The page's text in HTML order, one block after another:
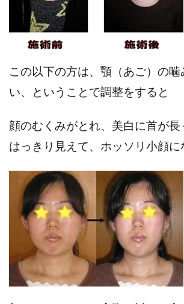
この以下の方は、顎（あご）の噛
い、ということで調整をすると
顔のむくみがとれ、美白に首が長
はっきり見えて、ホッソリ小顔に